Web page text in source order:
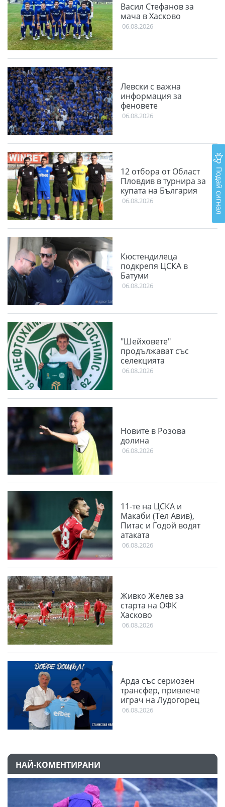
Васил Стефанов за
мача в Хасково
06.08.2026
Левски с важна
информация за
феновете
06.08.2026
12 отбора от Област
Пловдив в турнира за
купата на България
06.08.2026
Кюстендилеца
подкрепя ЦСКА в
Батуми
06.08.2026
"Шейховете"
продължават със
селекцията
06.08.2026
Новите в Розова
долина
06.08.2026
11-те на ЦСКА и
Макаби (Тел Авив),
Питас и Годой водят
атаката
06.08.2026
Живко Желев за
старта на ОФК
Хасково
06.08.2026
Арда със сериозен
трансфер, привлече
играч на Лудогорец
06.08.2026
НАЙ-КОМЕНТИРАНИ
Подай сигнал